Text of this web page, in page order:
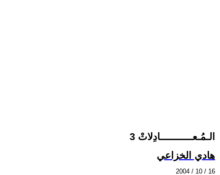
الـمُـعـــــــــــادِلاتْ 3
هادي الخزاعي
2004 / 10 / 16